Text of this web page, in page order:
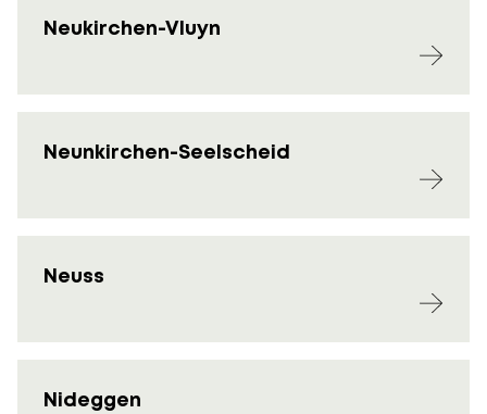
Neukirchen-Vluyn
Neunkirchen-Seelscheid
Neuss
Nideggen